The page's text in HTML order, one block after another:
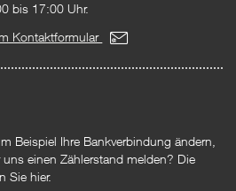
bis 17:00 Uhr.
Kontaktformular
Beispiel Ihre Bankverbindung ändern,
einen Zählerstand melden? Die
Sie hier.